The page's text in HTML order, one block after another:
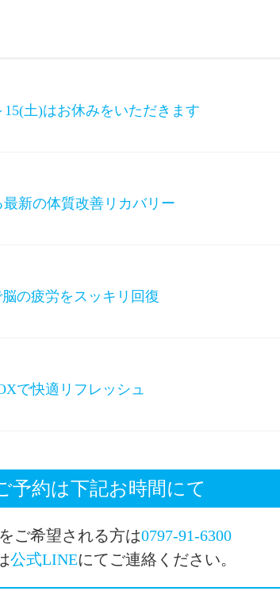
15(土)はお休みをいただきます
新の体質改善リカバリー
の疲労をスッキリ回復
で快適リフレッシュ
予約は下記お時間にて
ご希望される方は0797-91-6300
公式LINEにてご連絡ください。